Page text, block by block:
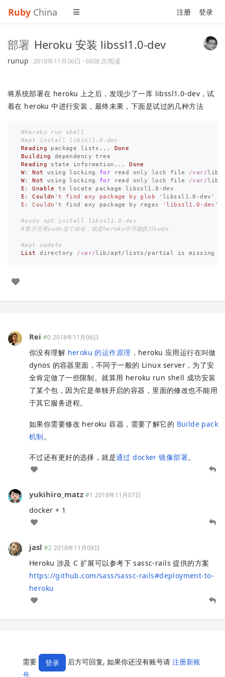
Ruby China 注册 登录
部署 Heroku 安装 libssl1.0-dev
runup ·2018年11月06日 · 6938 次阅读
将系统部署在 heroku 上之后，发现少了一库 libssl1.0-dev，试
着在 heroku 中进行安装，最终未果，下面是试过的几种方法
#heroku run shell
#apt install libssl1.0-dev
Reading
package lists ...
Done
Building
dependency
tree
Reading
state information ...
Done
W: Not using locking for read only lock file /var/lib
W: Not using locking for read only lock file /var/lib
E : Unable to locate package libssl1 .0 -dev
E : Couldn 't find any package by glob ' libssl1 .0 -dev '
E: Couldn't find any package by regex 'libssl1.0-dev'
#sudo apt install libssl1.0-dev
#显示没有sudo这个命令，就是heroku中不能执行sudo
#apt update
List
directory /var/lib /apt/ lists /partial is missing
Rei #0 2018年11月06日
你没有理解 heroku 的运作原理 ，heroku 应用运行在叫做
dynos 的容器里面，不同于一般的 Linux server，为了安
全肯定做了一些限制。就算用 heroku run shell 成功安装
了某个包，因为它是单独开启的容器，里面的修改也不能用
于其它服务进程。
如果你需要修改 heroku 容器，需要了解它的 Builde pack
机制 。
不过还有更好的选择，就是通过 docker 镜像部署。
yukihiro_matz #1 2018年11月07日
docker + 1
jasl #2 2018年11月09日
Heroku 涉及 C 扩展可以参考下 sassc-rails 提供的方案
https://github.com/sass/sassc-rails#deployment-to-
heroku
需要 登录 后方可回复, 如果你还没有账号请 注册新账
号